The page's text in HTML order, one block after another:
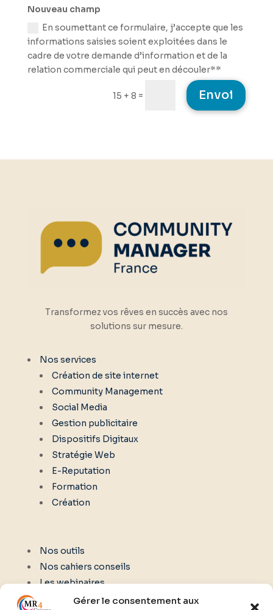
Gérer le consentement aux
Nouveau champ
En soumettant ce formulaire, j’accepte que les
informations saisies soient exploitées dans le
cadre de votre demande d’information et de la
relation commerciale qui peut en découler**
15 + 8 = Envoi
Transformez vos rêves en succès avec nos
solutions sur mesure.
Nos services
Création de site internet
Community Management
Social Media
Gestion publicitaire
Dispositifs Digitaux
Stratégie Web
E-Reputation
Formation
Création
Nos outils
Nos cahiers conseils
Les webinaires